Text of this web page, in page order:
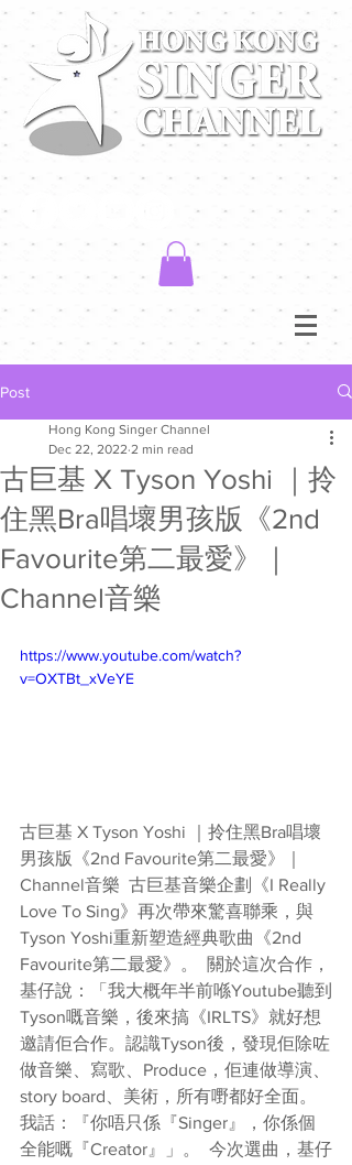
Post
古巨基 X Tyson Yoshi ｜拎
住黑Bra唱壞男孩版《2nd
Favourite第二最愛》｜
Channel音樂
Hong Kong Singer Channel
Dec 22, 2022 2 min read
https://www.youtube.com/watch?
v=OXTBt_xVeYE
古巨基 X Tyson Yoshi ｜拎住黑Bra唱壞
男孩版《2nd Favourite第二最愛》｜
Channel音樂  古巨基音樂企劃《I Really
Love To Sing》再次帶來驚喜聯乘，與
Tyson Yoshi重新塑造經典歌曲《2nd
Favourite第二最愛》。  關於這次合作，
基仔說：「我大概年半前喺Youtube聽到
Tyson嘅音樂，後來搞《IRLTS》就好想
邀請佢合作。認識Tyson後，發現佢除咗
做音樂、寫歌、Produce，佢連做導演、
story board、美術，所有嘢都好全面。
我話：『你唔只係『Singer』，你係個
全能嘅『Creator』」。  今次選曲，基仔